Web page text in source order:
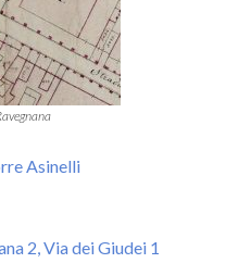
Asinelli
2, Via dei Giudei 1